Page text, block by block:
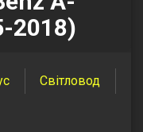
2018)
Світловод